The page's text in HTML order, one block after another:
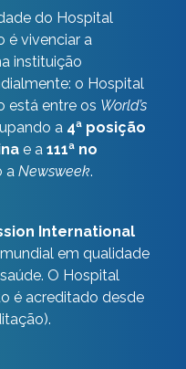
do Hospital
é vivenciar a
instituição
o Hospital
está entre os World’s
a 4ª posição
e a 111ª no
a Newsweek.
International
em qualidade
O Hospital
é acreditado desde